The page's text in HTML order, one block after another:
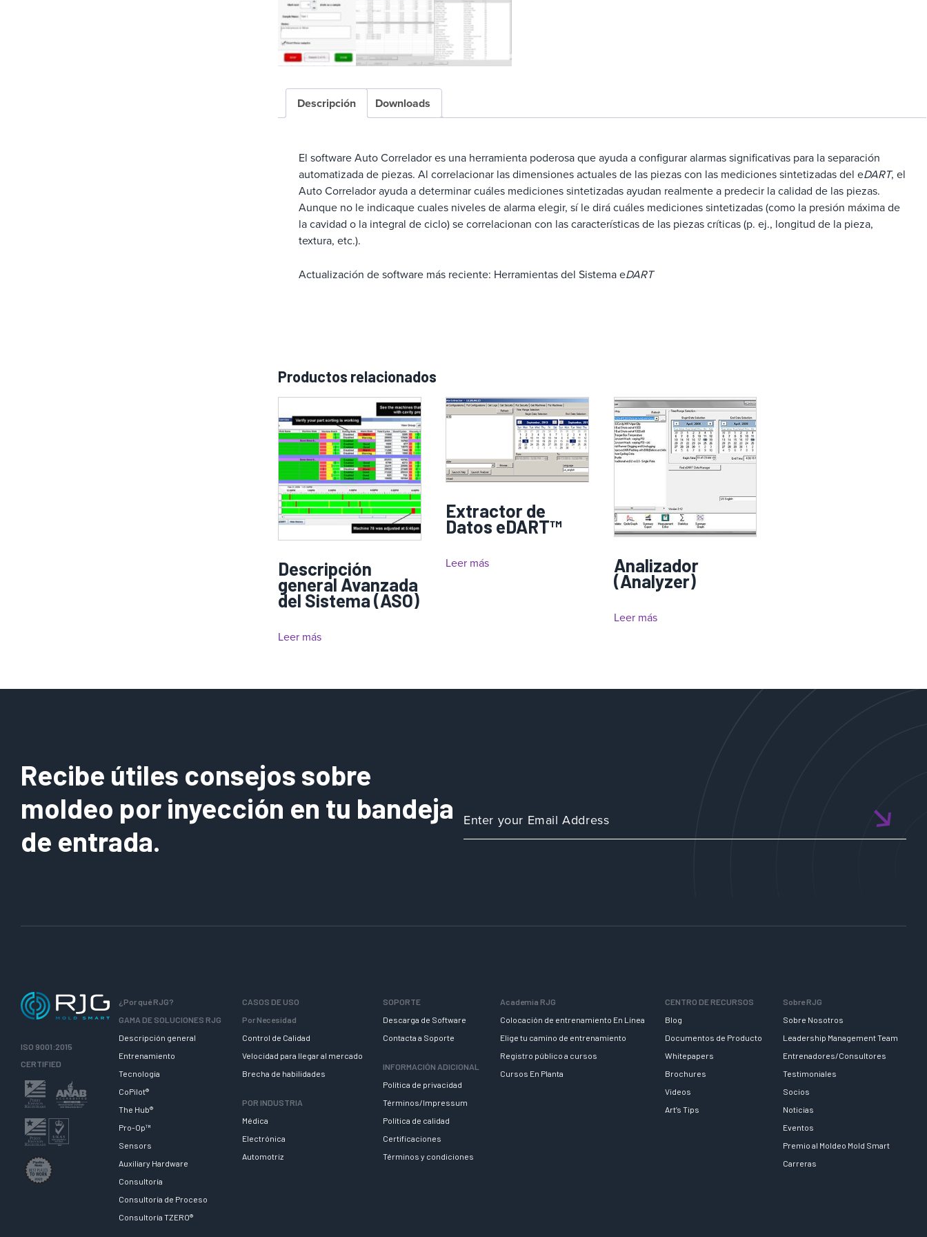
Descripción Downloads
El software Auto Correlador es una herramienta poderosa que ayuda a configurar alarmas significativas para la separación
automatizada de piezas. Al correlacionar las dimensiones actuales de las piezas con las mediciones sintetizadas del eDART, el
Auto Correlador ayuda a determinar cuáles mediciones sintetizadas ayudan realmente a predecir la calidad de las piezas.
Aunque no le indicaque cuales niveles de alarma elegir, sí le dirá cuáles mediciones sintetizadas (como la presión máxima de
la cavidad o la integral de ciclo) se correlacionan con las características de las piezas críticas (p. ej., longitud de la pieza,
textura, etc.).
Actualización de software más reciente: Herramientas del Sistema eDART
Productos relacionados
Descripción
general Avanzada
del Sistema (ASO)
Leer más
Extractor de
Datos eDART™
Leer más Analizador
(Analyzer)
Leer más
Recibe útiles consejos sobre
moldeo por inyección en tu bandeja
de entrada.
ISO 9001:2015
CERTIFIED
¿Por qué RJG?
GAMA DE SOLUCIONES RJG
Descripción general
Entrenamiento
Tecnologia
CoPilot®
The Hub®
Pro-Op™
Sensors
Auxiliary Hardware
Consultoría
Consultoría de Proceso
Consultoría TZERO®
CASOS DE USO
Por Necesidad
Control de Calidad
Velocidad para llegar al mercado
Brecha de habilidades
POR INDUSTRIA
Médica
Electrónica
Automotriz
SOPORTE
Descarga de Software
Contacta a Soporte
INFORMACIÓN ADICIONAL
Política de privacidad
Términos/Impressum
Política de calidad
Certificaciones
Términos y condiciones
Academia RJG
Colocación de entrenamiento En Línea
Elige tu camino de entrenamiento
Registro público a cursos
Cursos En Planta
CENTRO DE RECURSOS
Blog
Documentos de Producto
Whitepapers
Brochures
Videos
Art’s Tips
Sobre RJG
Sobre Nosotros
Leadership Management Team
Entrenadores/Consultores
Testimoniales
Socios
Noticias
Eventos
Premio al Moldeo Mold Smart
Carreras